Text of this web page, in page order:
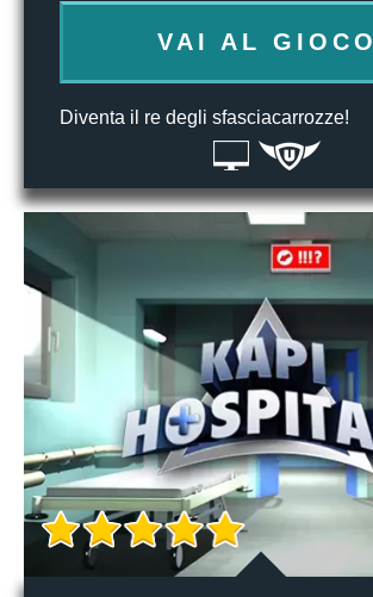
VAI AL GIOCO
Diventa il re degli sfasciacarrozze!